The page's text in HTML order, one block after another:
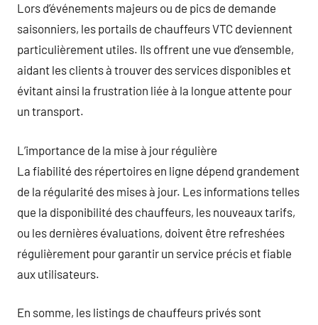
Lors d’événements majeurs ou de pics de demande
saisonniers, les portails de chauffeurs VTC deviennent
particulièrement utiles. Ils offrent une vue d’ensemble,
aidant les clients à trouver des services disponibles et
évitant ainsi la frustration liée à la longue attente pour
un transport.
L’importance de la mise à jour régulière
La fiabilité des répertoires en ligne dépend grandement
de la régularité des mises à jour. Les informations telles
que la disponibilité des chauffeurs, les nouveaux tarifs,
ou les dernières évaluations, doivent être refreshées
régulièrement pour garantir un service précis et fiable
aux utilisateurs.
En somme, les listings de chauffeurs privés sont